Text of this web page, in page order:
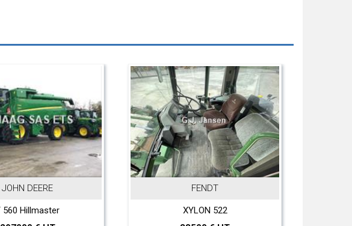
JOHN DEERE
560 Hillmaster
FENDT
XYLON 522